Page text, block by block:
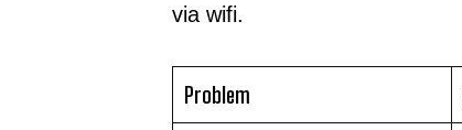
via wifi.
Problem